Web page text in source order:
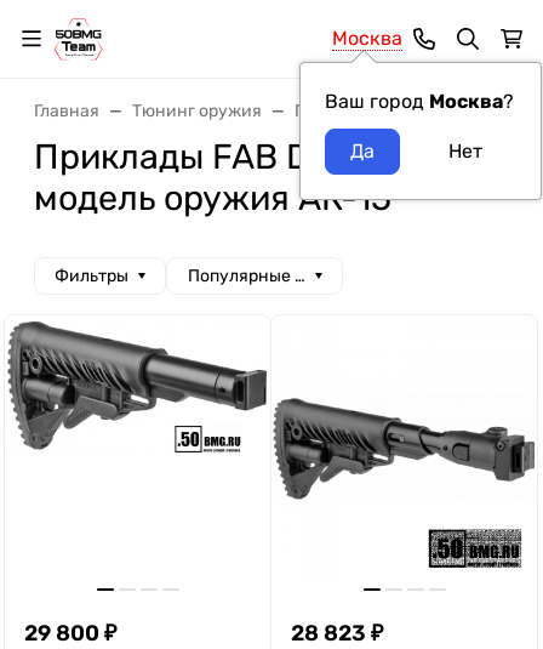
Москва
Ваш город Москва?
Главная Тюнинг оружия Приклады Приклады FAB
Приклады FAB Defense
модель оружия АК-15
Фильтры Популярные сначала
29 800 ₽ 28 823 ₽